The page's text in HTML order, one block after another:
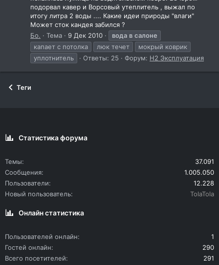
подорвал кавер и Ворсовый утеплитель , выжал по
итогу литра 2 воды .... Какие идеи природы "влаги"
Может сток кандея забился ?
Бо.
Тема 9 Дек 2010 вода в салоне
капает с потолка
люк течет
мокрый коврик
уплотнитель
Ответы: 25 Форум: Н2 Эксплуатация
Теги
Статистика форума
Темы
37.091
Сообщения
1.005.050
Пользователи
12.228
Новый пользователь
TolaTola
Онлайн статистика
Пользователей онлайн
1
Гостей онлайн
290
Всего посетителей
291